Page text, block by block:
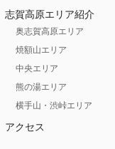
志賀高原エリア紹介
奥志賀高原エリア
焼額山エリア
中央エリア
熊の湯エリア
横手山・渋峠エリア
アクセス